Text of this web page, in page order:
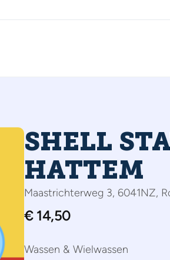
SHELL
HATTEM
Maastrichterweg 3, 6041NZ,
Wassen & Wielwassen
€14,50